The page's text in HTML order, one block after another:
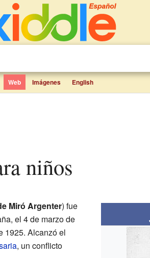
Web Imágenes English
niños
Miró Argenter) fue
el 4 de marzo de
1925. Alcanzó el
, un conflicto